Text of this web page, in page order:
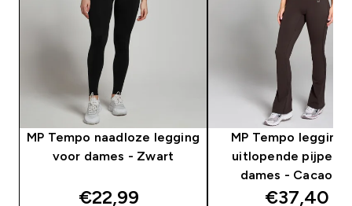
MP Tempo naadloze legging
voor dames - Zwart
discounted price
€22,99‎
MP Tempo legging
uitlopende pijpen
dames -
€37,40‎